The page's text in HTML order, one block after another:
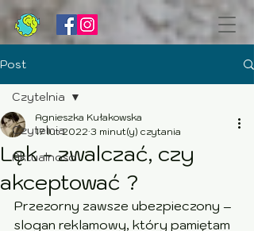
Post
Czytelnia
Aktualności
Czytelnia
Lęk - zwalczać, czy
akceptować ?
Agnieszka Kułakowska
17 lut 2022 3 minut(y) czytania
Przezorny zawsze ubezpieczony –
slogan reklamowy, który pamiętam